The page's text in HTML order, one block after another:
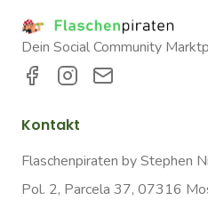
Dein Social Community
Kontakt
Flaschenpiraten by Stephen
Pol. 2, Parcela 37, 07316